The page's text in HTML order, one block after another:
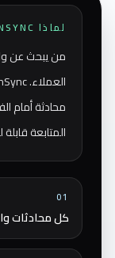
لماذا ONSYNC؟
من يبحث عن
محادثة أمام
المتابعة
01
كل محادثات